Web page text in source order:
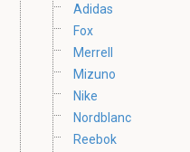
Adidas
Fox
Merrell
Mizuno
Nike
Nordblanc
Reebok